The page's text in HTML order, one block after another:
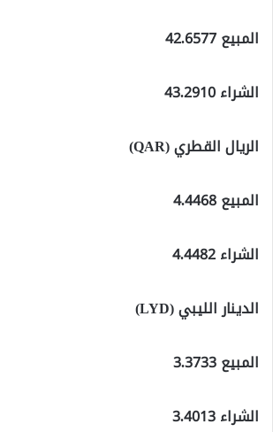
المبيع 42.6577
الشراء 43.2910
الريال القطري (QAR)
المبيع 4.4468
الشراء 4.4482
الدينار الليبي (LYD)
المبيع 3.3733
الشراء 3.4013